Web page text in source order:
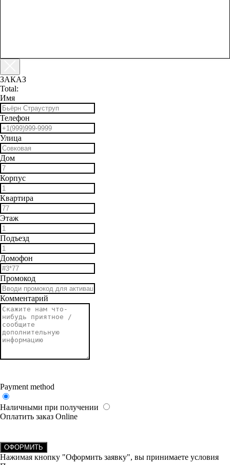
ЗАКАЗ
Total:
Имя
Телефон
Улица
Дом
Корпус
Квартира
Этаж
Подъезд
Домофон
Промокод
Комментарий
Payment method
Наличными при получении
Оплатить заказ Online
ОФОРМИТЬ
Нажимая кнопку "Оформить заявку", вы принимаете условия